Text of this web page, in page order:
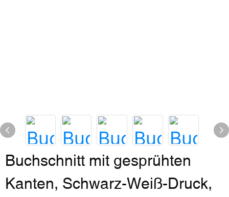
Buchschnitt mit gesprühten
Kanten, Schwarz-Weiß-Druck,